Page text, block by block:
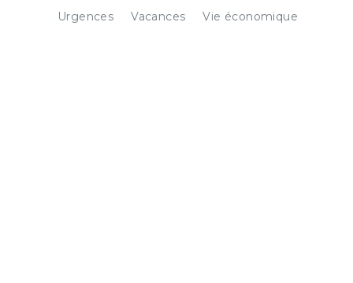
Urgences
Vacances Vie économique